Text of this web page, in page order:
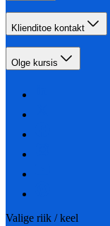
Klienditoe kontakt
Olge kursis
Valige riik / keel